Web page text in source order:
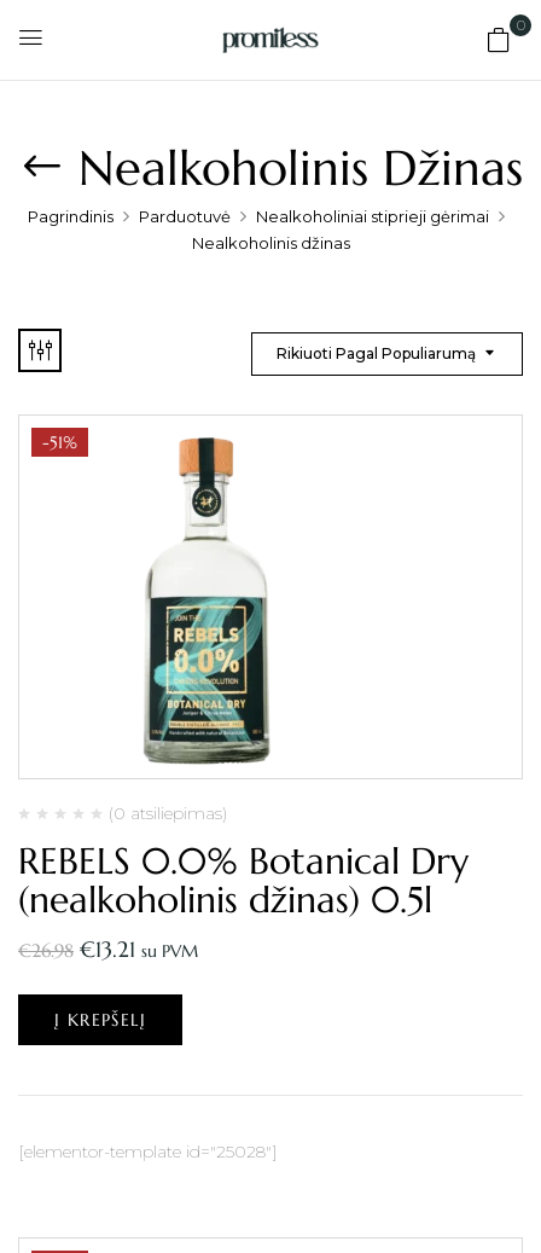
0
Nealkoholinis Džinas
Pagrindinis Parduotuvė
Nealkoholiniai stiprieji gėrimai
Nealkoholinis džinas
Rikiuoti Pagal Populiarumą
-51%
(0 atsiliepimas)
REBELS 0.0% Botanical Dry
(nealkoholinis džinas) 0.5l
€26.98 €13.21 su PVM
Į KREPŠELĮ
[elementor-template id="25028"]